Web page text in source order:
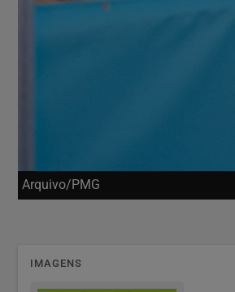
Arquivo/PMG
IMAGENS